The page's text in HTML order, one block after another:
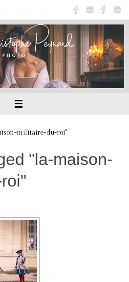
militaire-du-roi"
"la-maison-